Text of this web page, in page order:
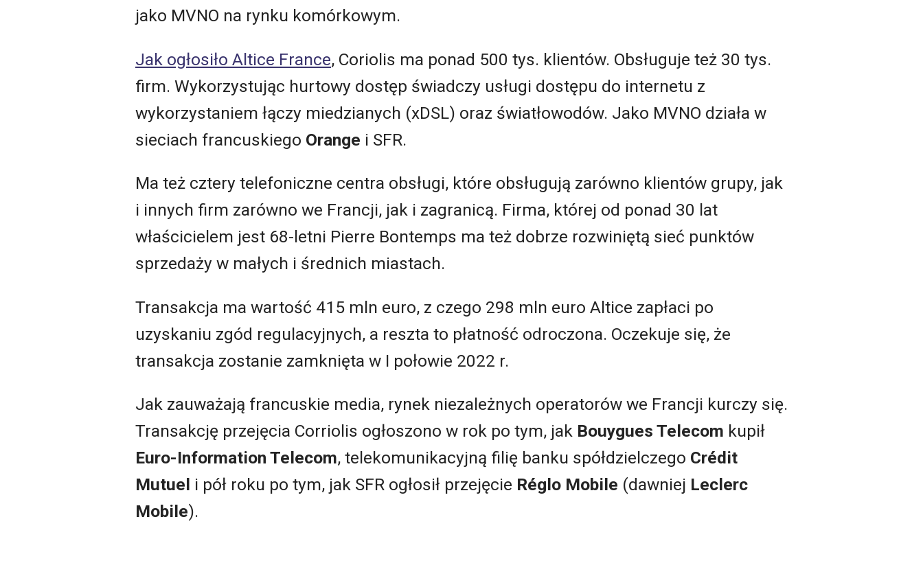
jako MVNO na rynku komórkowym.
Jak ogłosiło Altice France, Coriolis ma ponad 500 tys. klientów. Obsługuje też 30 tys.
firm. Wykorzystując hurtowy dostęp świadczy usługi dostępu do internetu z
wykorzystaniem łączy miedzianych (xDSL) oraz światłowodów. Jako MVNO działa w
sieciach francuskiego Orange i SFR.
Ma też cztery telefoniczne centra obsługi, które obsługują zarówno klientów grupy, jak
i innych firm zarówno we Francji, jak i zagranicą. Firma, której od ponad 30 lat
właścicielem jest 68-letni Pierre Bontemps ma też dobrze rozwiniętą sieć punktów
sprzedaży w małych i średnich miastach.
Transakcja ma wartość 415 mln euro, z czego 298 mln euro Altice zapłaci po
uzyskaniu zgód regulacyjnych, a reszta to płatność odroczona. Oczekuje się, że
transakcja zostanie zamknięta w I połowie 2022 r.
Jak zauważają francuskie media, rynek niezależnych operatorów we Francji kurczy się.
Transakcję przejęcia Corriolis ogłoszono w rok po tym, jak Bouygues Telecom kupił
Euro-Information Telecom, telekomunikacyjną filię banku spółdzielczego Crédit
Mutuel i pół roku po tym, jak SFR ogłosił przejęcie Réglo Mobile (dawniej Leclerc
Mobile).